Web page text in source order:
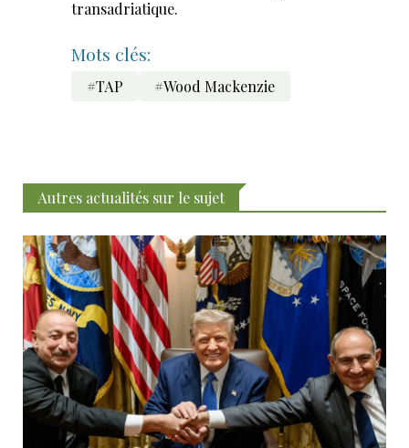
transadriatique.
Mots clés:
#TAP #Wood Mackenzie
Autres actualités sur le sujet